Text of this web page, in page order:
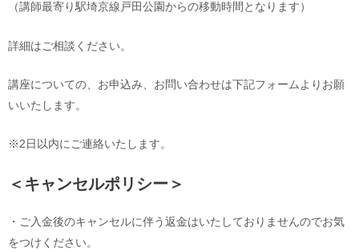
（講師最寄り駅埼京線戸田公園からの移動時間となります）
詳細はご相談ください。
講座についての、お申込み、お問い合わせは下記フォームよりお願
いいたします。
※2日以内にご連絡いたします。
＜キャンセルポリシー＞
・ご入金後のキャンセルに伴う返金はいたしておりませんのでお気
をつけください。